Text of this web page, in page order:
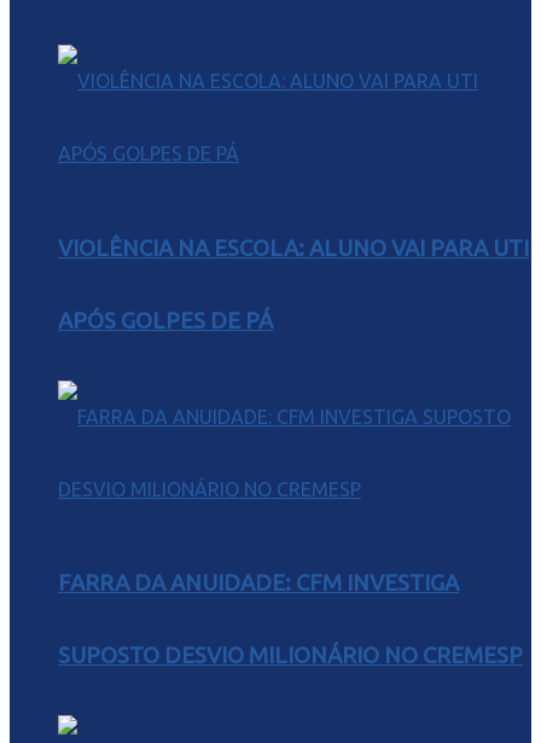
VIOLÊNCIA NA ESCOLA: ALUNO VAI PARA UTI
APÓS GOLPES DE PÁ
FARRA DA ANUIDADE: CFM INVESTIGA
SUPOSTO DESVIO MILIONÁRIO NO CREMESP